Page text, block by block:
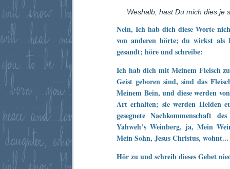
Weshalb, hast Du mich dies je
Nein, Ich hab dich diese Worte
von anderen hörte; du wirkst als
gesandt; höre und schreibe:
Ich hab dich mit Meinem Fleisch
Geist geboren sind, sind das
Meinem Bein, und diese werden
Art erhalten; sie werden Helden
gesegnete Nachkommenschaft
Yahweh’s Weinberg, ja, Mein
Mein Sohn, Jesus Christus, wohnt...
Hör zu und schreib dieses Gebet